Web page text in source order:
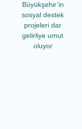
Büyükşehir’in
sosyal destek
projeleri dar
gelirliye umut
oluyor